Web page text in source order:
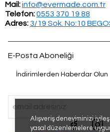
Alışveriş deneyiminizi
yasal düzenlemelere
Mail:info@evermade.com.tr
Telefon:0553 370 19 88
Adres: 3/19 Sok. No:10
E-Posta Aboneliği
İndirimlerden Haberdar Olun